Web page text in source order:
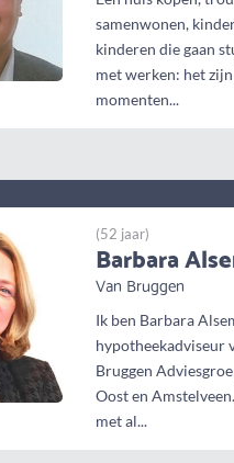
samenwonen,
kinderen die gaan
met werken: het
momenten...
(52 jaar)
Barbara
Van Bruggen
Ik ben Barbara
hypotheekadviseur
Bruggen
Oost en
met al...